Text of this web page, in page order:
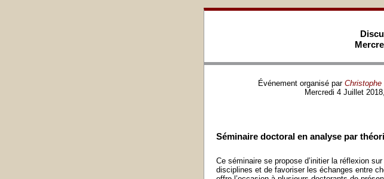
Événement organisé par
Mercredi 4 Juillet
Séminaire doctoral en analyse par
Ce séminaire se propose d’initier la réflexion
disciplines et de favoriser les échanges entre